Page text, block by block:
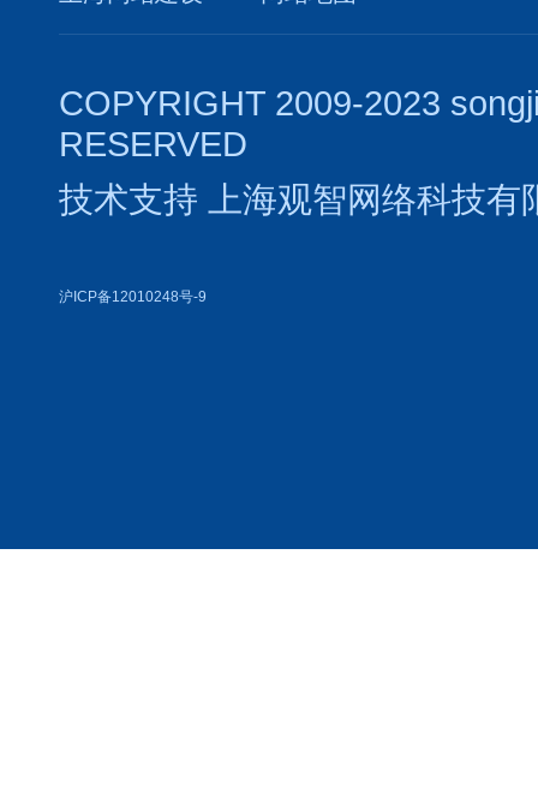
COPYRIGHT 2009-2023
RESERVED
技术支持
上海观智网络科技有
沪ICP备12010248号-9